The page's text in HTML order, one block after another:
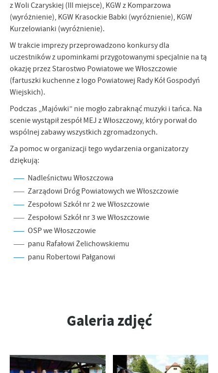
z Woli Czaryskiej (III miejsce), KGW z Komparzowa
(wyróżnienie), KGW Krasockie Babki (wyróżnienie), KGW
Kurzelowianki (wyróżnienie).
W trakcie imprezy przeprowadzono konkursy dla
uczestników z upominkami przygotowanymi specjalnie na tą
okazję przez Starostwo Powiatowe we Włoszczowie
(fartuszki kuchenne z logo Powiatowej Rady Kół Gospodyń
Wiejskich).
Podczas „Majówki” nie mogło zabraknąć muzyki i tańca. Na
scenie wystąpił zespół MEJ z Włoszczowy, który porwał do
wspólnej zabawy wszystkich zgromadzonych.
Za pomoc w organizacji tego wydarzenia organizatorzy
dziękują:
⁠Nadleśnictwu Włoszczowa
Zarządowi Dróg Powiatowych we Włoszczowie
Zespołowi Szkół nr 2 we Włoszczowie
Zespołowi Szkół nr 3 we Włoszczowie
OSP we Włoszczowie
panu Rafałowi Żelichowskiemu
panu Robertowi Pałganowi
Galeria zdjęć